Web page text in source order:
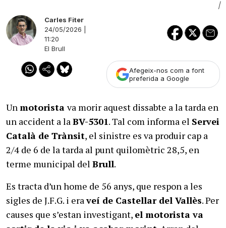
|
Carles Fiter
24/05/2026 |
11:20
El Brull
Afegeix-nos com a font
preferida a Google
Un motorista va morir aquest dissabte a la tarda en
un accident a la BV-5301. Tal com informa el Servei
Català de Trànsit, el sinistre es va produir cap a
2/4 de 6 de la tarda al punt quilomètric 28,5, en
terme municipal del Brull.
Es tracta d’un home de 56 anys, que respon a les
sigles de J.F.G. i eraveí de Castellar del Vallès. Per
causes que s’estan investigant, el motorista va